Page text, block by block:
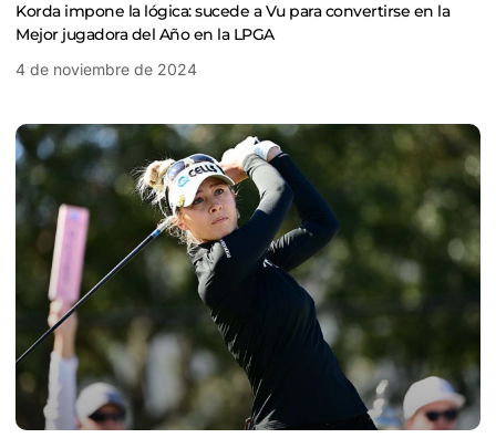
Korda impone la lógica: sucede a Vu para convertirse en la
Mejor jugadora del Año en la LPGA
4 de noviembre de 2024